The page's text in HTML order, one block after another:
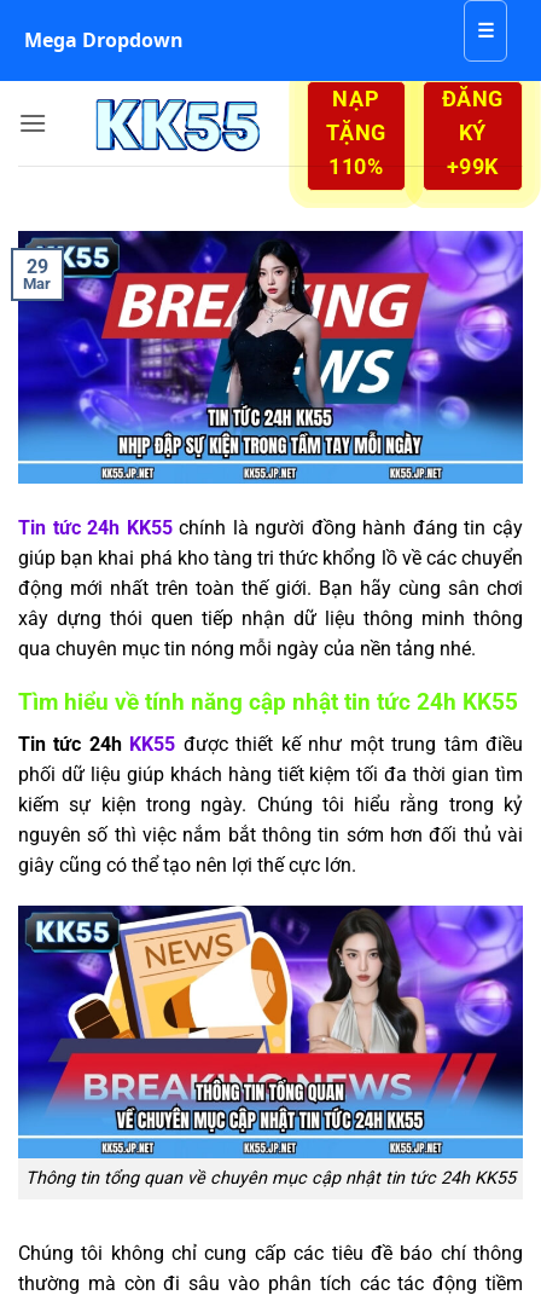
Mega Dropdown ☰
NẠP
TẶNG
110%
ĐĂNG
KÝ
+99K
29
Mar
Tin tức 24h KK55chính là người đồng hành đáng tin cậy
giúp bạn khai phá kho tàng tri thức khổng lồ về các chuyển
động mới nhất trên toàn thế giới. Bạn hãy cùng sân chơi
xây dựng thói quen tiếp nhận dữ liệu thông minh thông
qua chuyên mục tin nóng mỗi ngày của nền tảng nhé.
Tìm hiểu về tính năng cập nhật tin tức 24h KK55
Tin tức 24h KK55 được thiết kế như một trung tâm điều
phối dữ liệu giúp khách hàng tiết kiệm tối đa thời gian tìm
kiếm sự kiện trong ngày. Chúng tôi hiểu rằng trong kỷ
nguyên số thì việc nắm bắt thông tin sớm hơn đối thủ vài
giây cũng có thể tạo nên lợi thế cực lớn.
Thông tin tổng quan về chuyên mục cập nhật tin tức 24h KK55
Chúng tôi không chỉ cung cấp các tiêu đề báo chí thông
thường mà còn đi sâu vào phân tích các tác động tiềm